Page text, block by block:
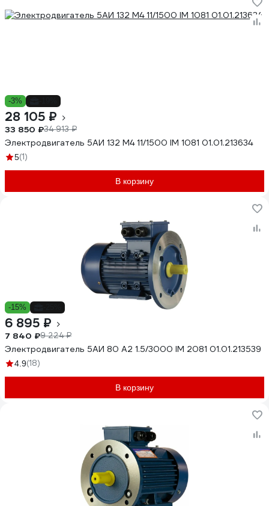
-3%
28 105 ₽
33 850 ₽34 913 ₽
Электродвигатель 5АИ 132 М4 11/1500 IM 1081 01.01.213634
5(1)
В корзину
-15%
6 895 ₽
7 840 ₽9 224 ₽
Электродвигатель 5АИ 80 А2 1.5/3000 IM 2081 01.01.213539
4.9(18)
В корзину